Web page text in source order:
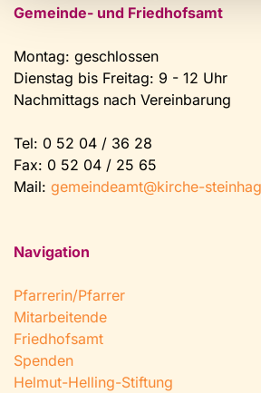
Gemeinde- und Friedhofsamt
Montag: geschlossen
Dienstag bis Freitag: 9 - 12 Uhr
Nachmittags nach Vereinbarung
Tel: 0 52 04 / 36 28
Fax: 0 52 04 / 25 65
Mail: gemeindeamt@kirche-
Navigation
Pfarrerin/Pfarrer
Mitarbeitende
Friedhofsamt
Spenden
Helmut-Helling-Stiftung